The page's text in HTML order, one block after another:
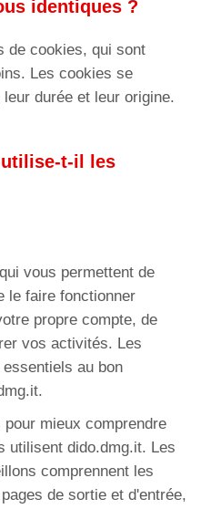
identiques ?
de cookies, qui sont
Les cookies se
durée et leur origine.
t-il les
vous permettent de
le faire fonctionner
propre compte, de
vos activités. Les
au bon
mieux comprendre
utilisent dido.dmg.it. Les
comprennent les
de sortie et d'entrée,